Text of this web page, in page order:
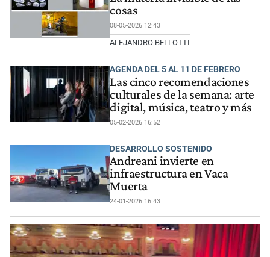
cosas
08-05-2026 12:43
ALEJANDRO BELLOTTI
AGENDA DEL 5 AL 11 DE FEBRERO
Las cinco recomendaciones
culturales de la semana: arte
digital, música, teatro y más
05-02-2026 16:52
DESARROLLO SOSTENIDO
Andreani invierte en
infraestructura en Vaca
Muerta
24-01-2026 16:43